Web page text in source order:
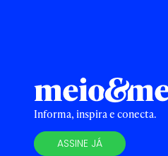
Informa, inspira e conecta.
ASSINE JÁ